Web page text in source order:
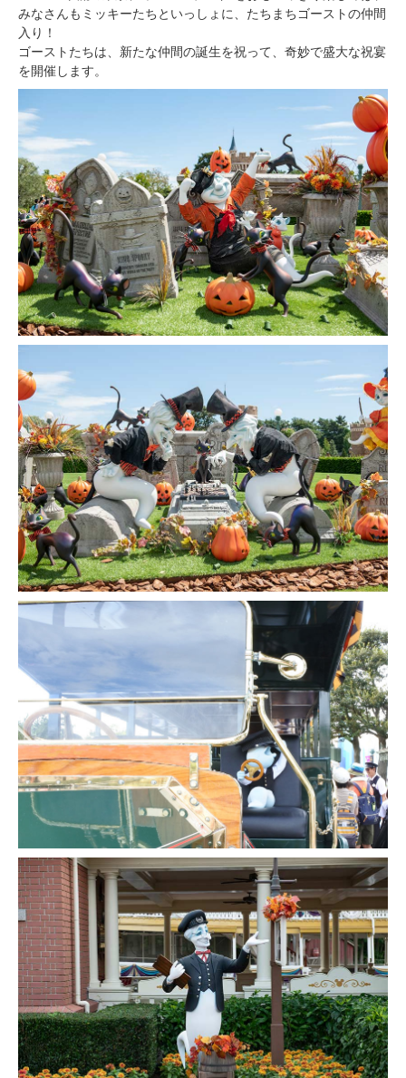
みなさんもミッキーたちといっしょに、たちまちゴーストの仲間
入り！
ゴーストたちは、新たな仲間の誕生を祝って、奇妙で盛大な祝宴
を開催します。